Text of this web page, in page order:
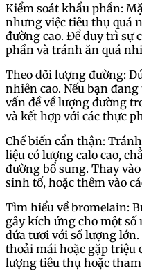
Kiểm soát khẩu phần:
nhưng việc tiêu thụ quá
đường cao. Để duy trì sự
phần và tránh ăn quá
Theo dõi lượng đường:
nhiên cao. Nếu bạn
vấn đề về lượng đường
và kết hợp với các thực
Chế biến cẩn thận:
liệu có lượng calo cao,
đường bổ sung. Thay
sinh tố, hoặc thêm vào
Tìm hiểu về bromelain:
gây kích ứng cho một số
dứa tươi với số lượng
thoải mái hoặc gặp triệu
lượng tiêu thụ hoặc